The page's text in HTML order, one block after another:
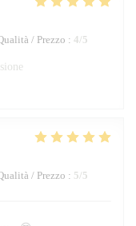
/ Prezzo : 4/5
/ Prezzo : 5/5